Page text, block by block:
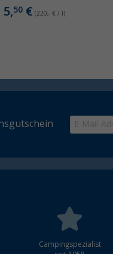
5,50€ (220,- € / l)
Campingspezialist